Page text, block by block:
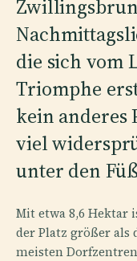
die sich vom
Triomphe
kein anderes
viel
unter den
Mit etwa 8,6 Hektar
der Platz größer als
meisten